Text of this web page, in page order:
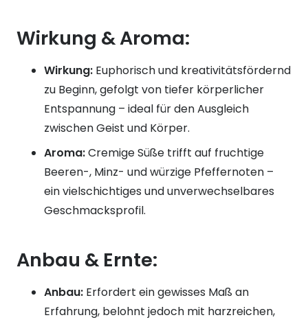
Wirkung & Aroma:
Wirkung: Euphorisch und kreativitätsfördernd
zu Beginn, gefolgt von tiefer körperlicher
Entspannung – ideal für den Ausgleich
zwischen Geist und Körper.
Aroma:Cremige Süße trifft auf fruchtige
Beeren-, Minz- und würzige Pfeffernoten –
ein vielschichtiges und unverwechselbares
Geschmacksprofil.
Anbau & Ernte:
Anbau: Erfordert ein gewisses Maß an
Erfahrung, belohnt jedoch mit harzreichen,